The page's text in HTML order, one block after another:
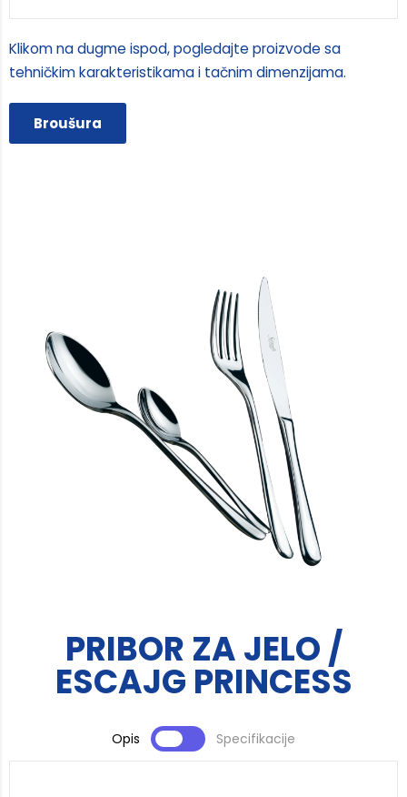
Klikom na dugme ispod, pogledajte proizvode sa
tehničkim karakteristikama i tačnim dimenzijama.
Broušura
PRIBOR ZA JELO /
ESCAJG PRINCESS
Opis Specifikacije